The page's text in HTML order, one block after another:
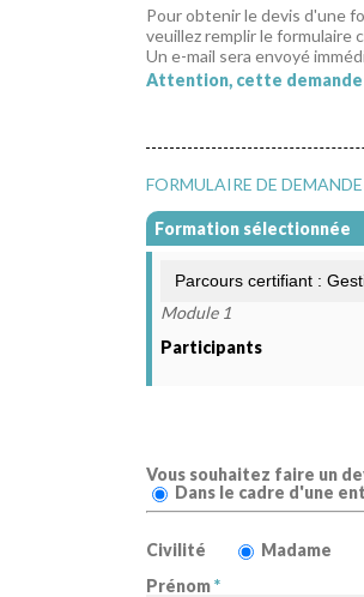
Pour obtenir le devis d'une
veuillez remplir le formulaire
Un e-mail sera envoyé
Attention, cette demande
FORMULAIRE DE
Formation sélectionnée
Module 1
Participants
Vous souhaitez faire un
Dans le cadre d'une
Civilité Madame
Prénom*